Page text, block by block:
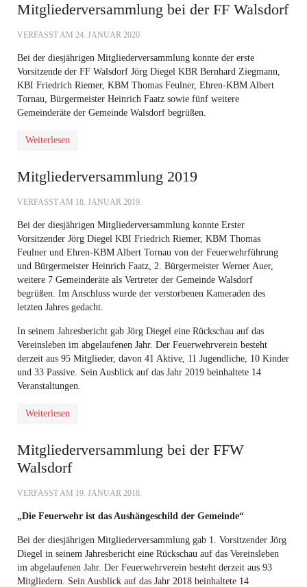
Mitgliederversammlung bei der FF Walsdorf
VERFASST AM 24. JANUAR 2020.
Bei der diesjährigen Mitgliederversammlung konnte der erste
Vorsitzende der FF Walsdorf Jörg Diegel KBR Bernhard Ziegmann,
KBI Friedrich Riemer, KBM Thomas Feulner, Ehren-KBM Albert
Tornau, Bürgermeister Heinrich Faatz sowie fünf weitere
Gemeinderäte der Gemeinde Walsdorf begrüßen.
Weiterlesen
Mitgliederversammlung 2019
VERFASST AM 18. JANUAR 2019.
Bei der diesjährigen Mitgliederversammlung konnte Erster
Vorsitzender Jörg Diegel KBI Friedrich Riemer, KBM Thomas
Feulner und Ehren-KBM Albert Tornau von der Feuerwehrführung
und Bürgermeister Heinrich Faatz, 2. Bürgermeister Werner Auer,
weitere 7 Gemeinderäte als Vertreter der Gemeinde Walsdorf
begrüßen. Im Anschluss wurde der verstorbenen Kameraden des
letzten Jahres gedacht.
In seinem Jahresbericht gab Jörg Diegel eine Rückschau auf das
Vereinsleben im abgelaufenen Jahr. Der Feuerwehrverein besteht
derzeit aus 95 Mitglieder, davon 41 Aktive, 11 Jugendliche, 10 Kinder
und 33 Passive. Sein Ausblick auf das Jahr 2019 beinhaltete 14
Veranstaltungen.
Weiterlesen
Mitgliederversammlung bei der FFW
Walsdorf
VERFASST AM 19. JANUAR 2018.
„Die Feuerwehr ist das Aushängeschild der Gemeinde“
Bei der diesjährigen Mitgliederversammlung gab 1. Vorsitzender Jörg
Diegel in seinem Jahresbericht eine Rückschau auf das Vereinsleben
im abgelaufenen Jahr. Der Feuerwehrverein besteht derzeit aus 93
Mitgliedern. Sein Ausblick auf das Jahr 2018 beinhaltete 14